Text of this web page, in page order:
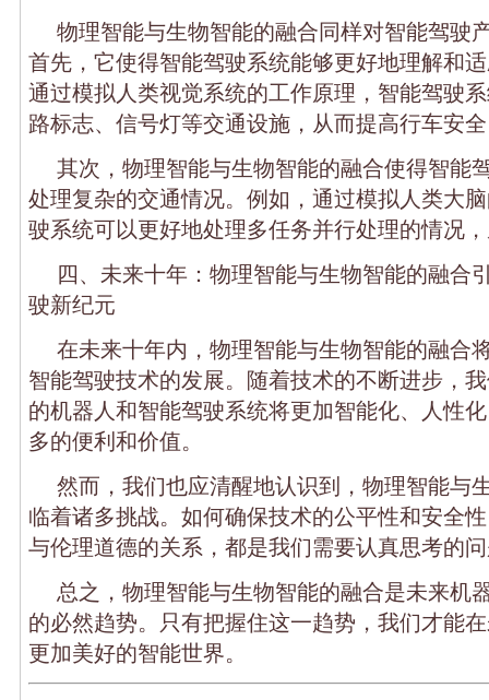
物理智能与生物智能的融合同样对智能驾驶
首先，它使得智能驾驶系统能够更好地理解和
通过模拟人类视觉系统的工作原理，智能驾驶
路标志、信号灯等交通设施，从而提高行车安
其次，物理智能与生物智能的融合使得智能
处理复杂的交通情况。例如，通过模拟人类大
驶系统可以更好地处理多任务并行处理的情况
四、未来十年：物理智能与生物智能的融合
驶新纪元
在未来十年内，物理智能与生物智能的融合
智能驾驶技术的发展。随着技术的不断进步，
的机器人和智能驾驶系统将更加智能化、人性
多的便利和价值。
然而，我们也应清醒地认识到，物理智能与
临着诸多挑战。如何确保技术的公平性和安全
与伦理道德的关系，都是我们需要认真思考的
总之，物理智能与生物智能的融合是未来机
的必然趋势。只有把握住这一趋势，我们才能
更加美好的智能世界。